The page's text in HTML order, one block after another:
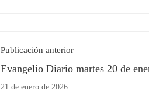
Publicación anterior
Evangelio Diario martes 20 de
21 de enero de 2026